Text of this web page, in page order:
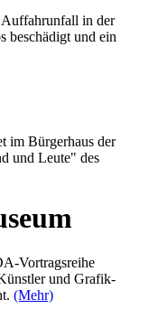
in der
beschädigt und ein
im Bürgerhaus der
und Leute" des
Vortragsreihe
und Grafik-
(Mehr)